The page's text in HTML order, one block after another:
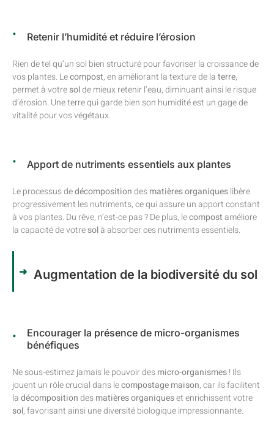
Retenir l’humidité et réduire l’érosion
Rien de tel qu’un sol bien structuré pour favoriser la croissance de
vos plantes. Lecompost, en améliorant la texture de laterre,
permet à votresolde mieux retenir l’eau, diminuant ainsi le risque
d’érosion. Une terre qui garde bien son humidité est un gage de
vitalité pour vos végétaux.
Apport de nutriments essentiels aux plantes
Le processus dedécompositiondesmatières organiqueslibère
progressivement les nutriments, ce qui assure un apport constant
à vos plantes. Du rêve, n’est-ce pas ? De plus, lecompostaméliore
la capacité de votresolà absorber ces nutriments essentiels.
Augmentation de la biodiversité du sol
Encourager la présence de micro-organismes
bénéfiques
Ne sous-estimez jamais le pouvoir desmicro-organismes! Ils
jouent un rôle crucial dans lecompostage maison, car ils facilitent
ladécompositiondesmatières organiqueset enrichissent votre
sol, favorisant ainsi une diversité biologique impressionnante.